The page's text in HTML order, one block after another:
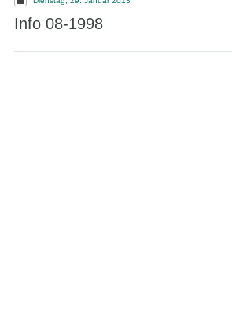
Info 08-1998